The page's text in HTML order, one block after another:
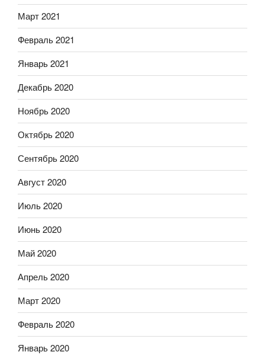
Март 2021
Февраль 2021
Январь 2021
Декабрь 2020
Ноябрь 2020
Октябрь 2020
Сентябрь 2020
Август 2020
Июль 2020
Июнь 2020
Май 2020
Апрель 2020
Март 2020
Февраль 2020
Январь 2020